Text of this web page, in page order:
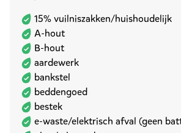
15% vuilniszakken/huishoudelijk
A-hout
B-hout
aardewerk
bankstel
beddengoed
bestek
e-waste/elektrisch afval (geen